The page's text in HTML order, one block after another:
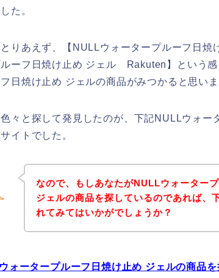
た。
りあえず、【NULLウォータープルーフ日
ーフ日焼け止め ジェル Rakuten】という
日焼け止め ジェルの商品がみつかると思いま
々と探して発見したのが、下記NULLウォー
イトでした。
なので、もしあなたがNULLウォーター
ジェルの商品を探しているのであれば、
れてみてはいかがでしょうか？
ォータープルーフ日焼け止め ジェルの商品